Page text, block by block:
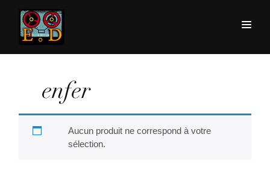
enfer
Aucun produit ne correspond à votre
sélection.